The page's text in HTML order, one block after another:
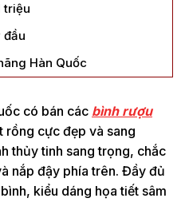
triệu
đầu
Hàn Quốc
có bán các bình rượu
rồng cực đẹp và sang
thủy tinh sang trọng, chắc
nắp đậy phía trên. Đầy đủ
kiểu dáng họa tiết sâm